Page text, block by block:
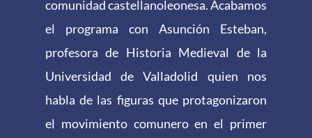
comunidad castellanoleonesa. Acabamos
el programa con Asunción Esteban,
profesora de Historia Medieval de la
Universidad de Valladolid quien nos
habla de las figuras que protagonizaron
el movimiento comunero en el primer